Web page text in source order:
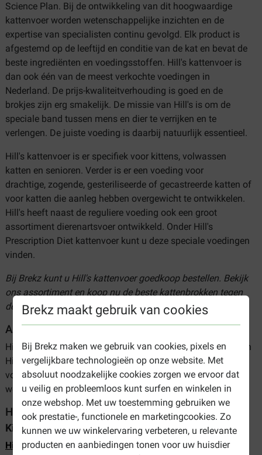
Brekz maakt gebruik van cookies
Bij Brekz maken we gebruik van cookies, pixels en
vergelijkbare technologieën op onze website. Met
absoluut noodzakelijke cookies zorgen we ervoor dat
u veilig en probleemloos kunt surfen en winkelen in
onze webshop. Met uw toestemming gebruiken we
ook prestatie-, functionele en marketingcookies. Zo
kunnen we uw winkelervaring verbeteren, u relevante
producten en aanbiedingen tonen voor uw huisdier
Science Plan. Bij de ontwikkeling van dit hoogwaardige
kattenvoer worden wetenschappelijke inzichten en de
expertise van specialisten continu gevolgd. Elk product is
afgestemd op de leeftijd en conditie van de kat en bevat de
beste ingrediënten en voedingsstoffen. Hill's kattenvoer is
dan ook één van de meest verkochte voedingen in
Nederland. De prijs-kwaliteitverhouding is goed en de
brokjes zijn erg smakelijk. De missie van Hill's is om de
speciale band tussen mens en dier te verrijken en te
verlengen. De juiste voeding is daarbij natuurlijk essentieel.
Hill's kattenvoer is er specifiek voor kittens, volwassen
katten en senioren. Verder is er een voeding voor
drachtige, zogende, gesteriliseerde of gecastreerde katten of
voor katten die aanleg hebben overgewicht te ontwikkelen.
Hill's heeft naast de reguliere voeding ook een groot
assortiment dierenartsvoer ontwikkeld. Onder Hill's
Prescription Diet kattenvoer kunt u deze speciale voedingen
vinden.
Bij Brekz kunt u Hill's kattenvoer goedkoop bestellen. Bekijk
ons assortiment en koop nu de beste kattenbrokken tegen
de scherpste prijzen. Makkelijk en snel online besteld!
Assortiment Hill's kattenvoer
Hieronder vindt u een overzicht van de verschillende soorten
Hill’s Science Plan kattenvoer. Zo zijn er 'algemene'
voedingen per levensfasen, maar ook met specifieke
werking.
Hill's per levensfase
Kitten
Hill's Kittenis een voeding voor jonge katten tot 12